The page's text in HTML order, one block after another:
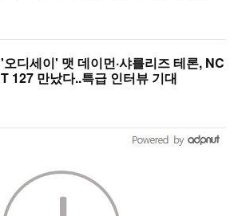
'오디세이' 맷 데이먼·샤를리즈 테론, NC
T 127 만났다..특급 인터뷰 기대